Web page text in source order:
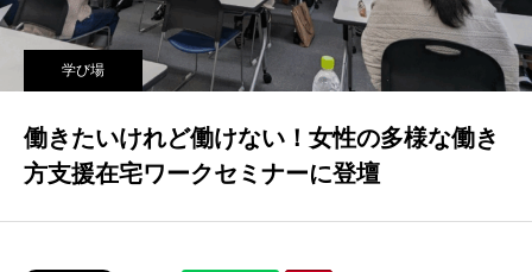
学び場
働きたいけれど働けない！女性の多様な働き
方支援在宅ワークセミナーに登壇